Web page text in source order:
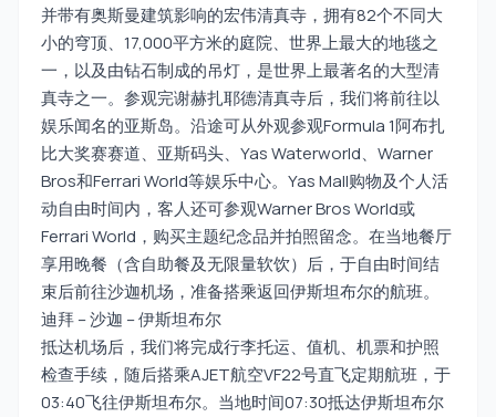
并带有奥斯曼建筑影响的宏伟清真寺，拥有82个不同大
小的穹顶、17,000平方米的庭院、世界上最大的地毯之
一，以及由钻石制成的吊灯，是世界上最著名的大型清
真寺之一。参观完谢赫扎耶德清真寺后，我们将前往以
娱乐闻名的亚斯岛。沿途可从外观参观Formula 1阿布扎
比大奖赛赛道、亚斯码头、Yas Waterworld、Warner
Bros和Ferrari World等娱乐中心。Yas Mall购物及个人活
动自由时间内，客人还可参观Warner Bros World或
Ferrari World，购买主题纪念品并拍照留念。在当地餐厅
享用晚餐（含自助餐及无限量软饮）后，于自由时间结
束后前往沙迦机场，准备搭乘返回伊斯坦布尔的航班。
迪拜 – 沙迦 – 伊斯坦布尔
抵达机场后，我们将完成行李托运、值机、机票和护照
检查手续，随后搭乘AJET航空VF22号直飞定期航班，于
03:40飞往伊斯坦布尔。当地时间07:30抵达伊斯坦布尔